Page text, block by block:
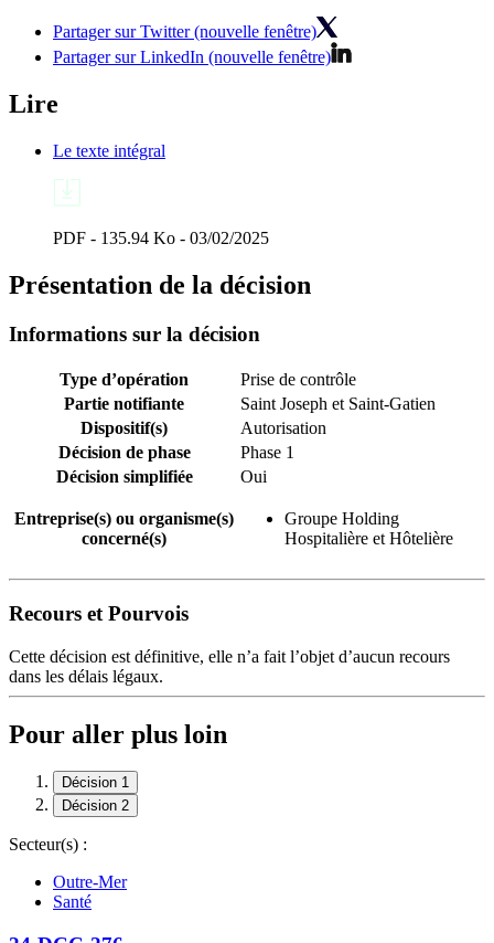
Partager sur Twitter (nouvelle fenêtre)
Partager sur LinkedIn (nouvelle fenêtre)
Lire
Le texte intégral
PDF - 135.94 Ko - 03/02/2025
Présentation de la décision
Informations sur la décision
Type d’opération
Prise de contrôle
Partie notifiante
Saint Joseph et Saint-Gatien
Dispositif(s)
Autorisation
Décision de phase
Phase 1
Décision simplifiée
Oui
Entreprise(s) ou organisme(s)
concerné(s)
Groupe Holding
Hospitalière et Hôtelière
Recours et Pourvois
Cette décision est définitive, elle n’a fait l’objet d’aucun recours
dans les délais légaux.
Pour aller plus loin
Décision 1
Décision 2
Secteur(s) :
Outre-Mer
Santé